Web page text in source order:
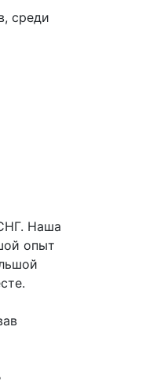
среди
Наша
опыт